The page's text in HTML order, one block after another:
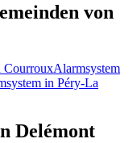
von
CourrouxAlarmsystem
in Péry-La
Delémont